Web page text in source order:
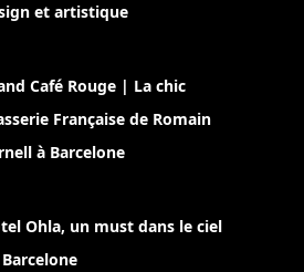
et artistique
Café Rouge | La chic
Française de Romain
à Barcelone
Ohla, un must dans le ciel